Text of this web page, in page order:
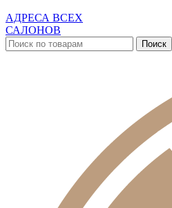
АДРЕСА ВСЕХ
САЛОНОВ